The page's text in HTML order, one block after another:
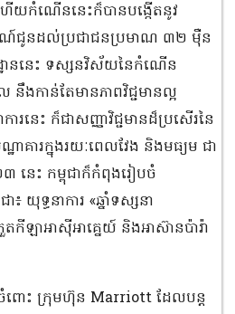
យកំណើននេះក៏បានបង្កើតនូវ
រណ៍ជូនដល់ប្រជាជនប្រមាណ ៣២ ម៉ឺន
ាននេះ ទស្សនវិស័យនៃកំណើន
នឹងកាន់តែមានភាពវិជ្ជមានល្អ
រនេះ ក៏ជាសញ្ញាវិជ្ជមានដ៏ប្រសើរនៃ
ាគារក្នុងរយៈពេលវែង និងមធ្យម ជា
េះ កម្ពុជាក៏កំពុងរៀបចំ
យុទ្ធនាការ «ឆ្នាំទស្សនា
កីឡាអាស៊ីអាគ្នេយ៍ និងអាស៊ានប៉ារ៉ា
ពោះ ក្រុមហ៊ុន Marriott ដែលបន្ត